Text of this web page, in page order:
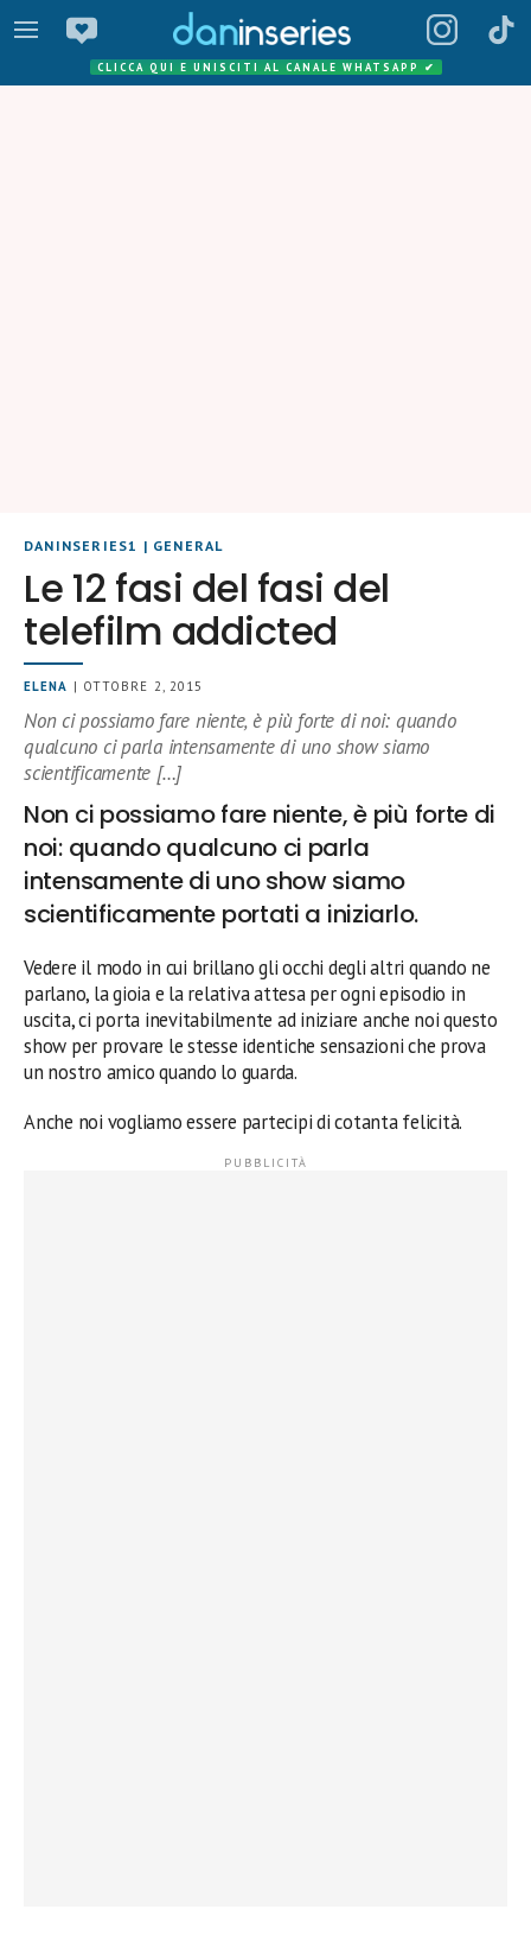
CLICCA QUI E UNISCITI AL CANALE WHATSAPP ✔
DANINSERIES1 | GENERAL
Le 12 fasi del fasi del
telefilm addicted
ELENA | OTTOBRE 2, 2015
Non ci possiamo fare niente, è più forte di noi: quando
qualcuno ci parla intensamente di uno show siamo
scientificamente […]
Non ci possiamo fare niente, è più forte di
noi: quando qualcuno ci parla
intensamente di uno show siamo
scientificamente portati a iniziarlo.
Vedere il modo in cui brillano gli occhi degli altri quando ne
parlano, la gioia e la relativa attesa per ogni episodio in
uscita, ci porta inevitabilmente ad iniziare anche noi questo
show per provare le stesse identiche sensazioni che prova
un nostro amico quando lo guarda.
Anche noi vogliamo essere partecipi di cotanta felicità.